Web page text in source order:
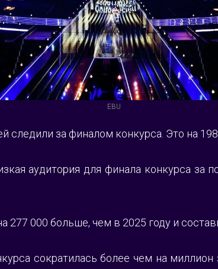
EBU
следили за финалом конкурса. Это на
аудитория для финала конкурса за
277 000 больше, чем в 2025 году и
сократилась более чем на